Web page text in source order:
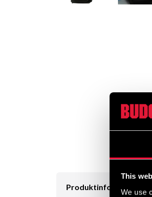
This
We use
Produktinformation